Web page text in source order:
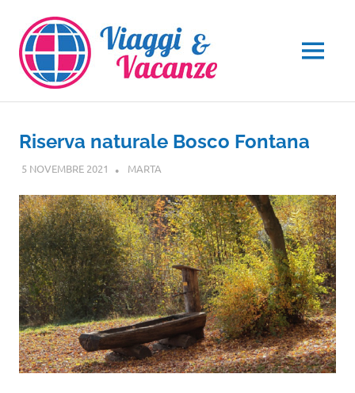
contenuto
MENU
Riserva naturale Bosco Fontana
5 NOVEMBRE 2021 MARTA